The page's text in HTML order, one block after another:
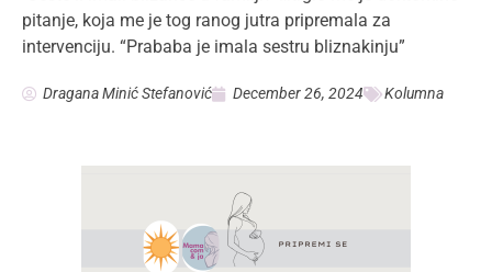
Fondaciom za osnaživanje žena iz Sarajeva. Gost
predavač Aida
Mamacom&ja December 23, 2024 Radionice i Seminari